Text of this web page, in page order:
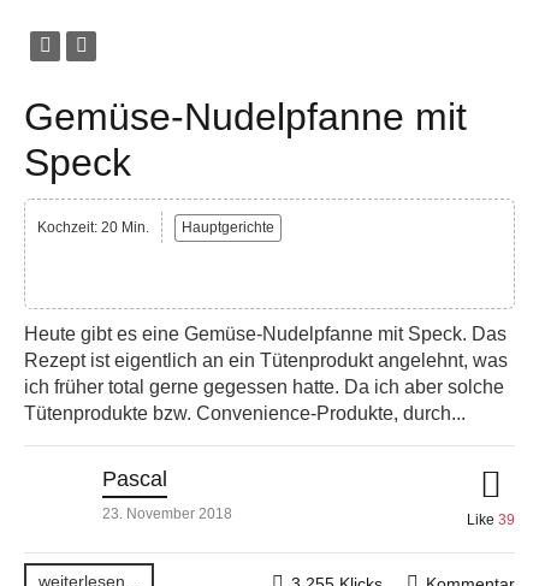
Gemüse-Nudelpfanne mit
Speck
Kochzeit: 20 Min. Hauptgerichte
Heute gibt es eine Gemüse-Nudelpfanne mit Speck. Das
Rezept ist eigentlich an ein Tütenprodukt angelehnt, was
ich früher total gerne gegessen hatte. Da ich aber solche
Tütenprodukte bzw. Convenience-Produkte, durch...
Pascal
23. November 2018 Like 39
weiterlesen...